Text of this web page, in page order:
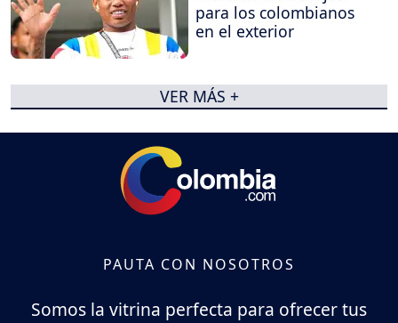
para los colombianos
en el exterior
VER MÁS +
PAUTA CON NOSOTROS
Somos la vitrina perfecta para ofrecer tus